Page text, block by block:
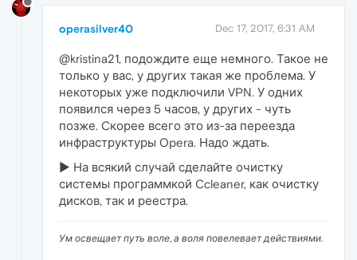
operasilver40 Dec 17, 2017, 6:31 AM
@kristina21, подождите еще немного. Такое не
только у вас, у других такая же проблема. У
некоторых уже подключили VPN. У одних
появился через 5 часов, у других - чуть
позже. Cкорее всего это из-за переезда
инфраструктуры Opera. Надо ждать.
► На всякий случай сделайте очистку
системы программкой Ccleaner, как очистку
дисков, так и реестра.
Ум освещает путь воле, а воля повелевает действиями.